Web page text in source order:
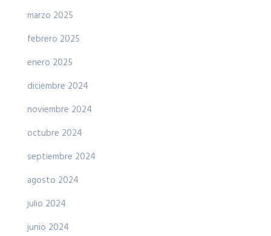
marzo 2025
febrero 2025
enero 2025
diciembre 2024
noviembre 2024
octubre 2024
septiembre 2024
agosto 2024
julio 2024
junio 2024